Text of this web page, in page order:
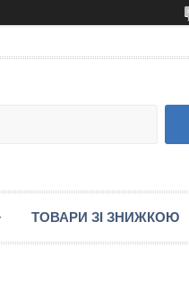
ТОВАРИ ЗІ ЗНИЖКОЮ